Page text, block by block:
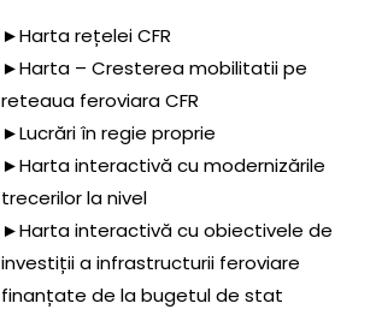
►Harta rețelei CFR
►Harta – Cresterea mobilitatii pe
reteaua feroviara CFR
►Lucrări în regie proprie
►Harta interactivă cu modernizările
trecerilor la nivel
►Harta interactivă cu obiectivele de
investiții a infrastructurii feroviare
finanțate de la bugetul de stat